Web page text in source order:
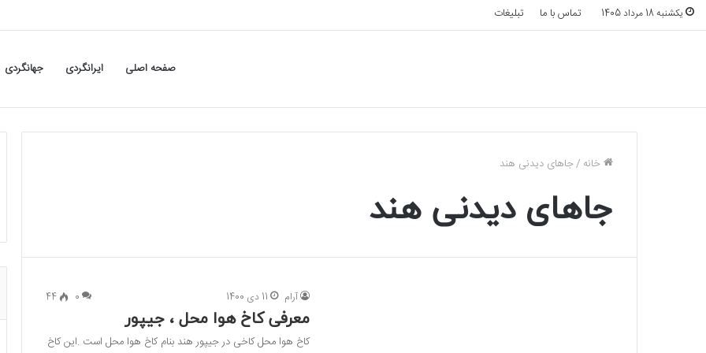
یکشنبه 18 مرداد 1405 تماس با ما تبلیغات
صفحه اصلی ایرانگردی جهانگردی
خانه /جاهای دیدنی هند
جاهای دیدنی هند
آرام 11 دی 1400 0
44
معرفی کاخ هوا محل ، جیپور
کاخ هوا محل کاخی در جیپور هند بنام کاخ هوا محل است .این کاخ